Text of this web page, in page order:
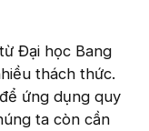
Đại học Bang
thách thức.
ứng dụng quy
ta còn cần